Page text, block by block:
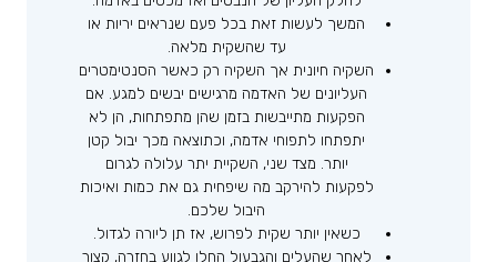
המשך לעשות זאת בכל פעם שנראים יריות או
עד שהשקית מלאה.
השקיה חיונית אך השקיה רק ​​כאשר הסנטימטרים
העליונים של האדמה מרגישים יבשים למגע. אם
הפקעות מתייבשות בזמן שהן מתפתחות, הן לא
יתפתחו לתפוחי אדמה, וכתוצאה מכך יבול קטן
יותר. מצד שני, השקיית יתר עלולה לגרום
לפקעות להירקב מה שיפחית גם את כמות ואיכות
היבול שלכם.
כשאין יותר שקית לפרוש, אז תן ליורה לגדול.
לאחר שהעלים והגבעול החלו לגווע בחזרה, קצור